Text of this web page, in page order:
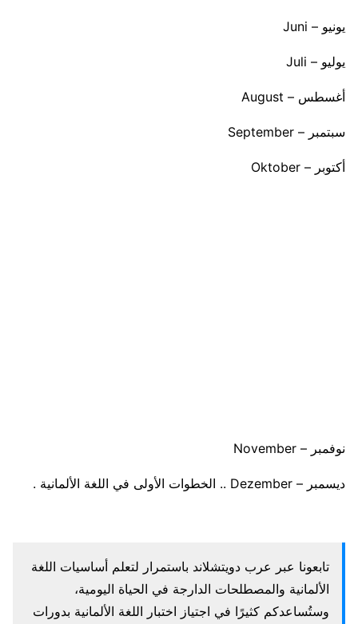
يونيو – Juni
يوليو – Juli
أغسطس – August
سبتمبر – September
أكتوبر – Oktober
نوفمبر – November
ديسمبر – Dezember .. الخطوات الأولى في اللغة الألمانية .
تابعونا عبر عرب دويتشلاند باستمرار لتعلم أساسيات اللغة
الألمانية والمصطلحات الدارجة في الحياة اليومية،
وستُساعدكم كثيرًا في اجتياز اختبار اللغة الألمانية بدورات